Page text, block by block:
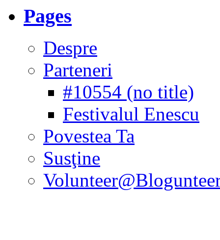
Pages
Despre
Parteneri
#10554 (no title)
Festivalul Enescu
Povestea Ta
Susţine